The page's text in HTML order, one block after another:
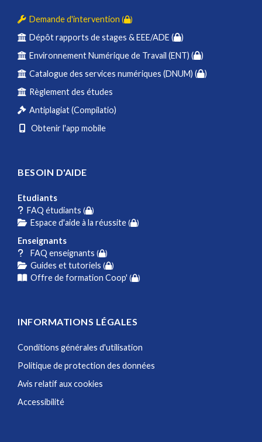
Demande d'intervention ( )
Dépôt rapports de stages & EEE/ADE (
)
Environnement Numérique de Travail (ENT) (
)
Catalogue des services numériques (DNUM) (
)
Règlement des études
Antiplagiat (Compilatio)
Obtenir l'app mobile
BESOIN D'AIDE
Etudiants
FAQ étudiants ( )
Espace d'aide à la réussite( )
Enseignants
FAQ enseignants ( )
Guides et tutoriels ( )
Offre de formation Coop' ( )
INFORMATIONS LÉGALES
Conditions générales d'utilisation
Politique de protection des données
Avis relatif aux cookies
Accessibilité